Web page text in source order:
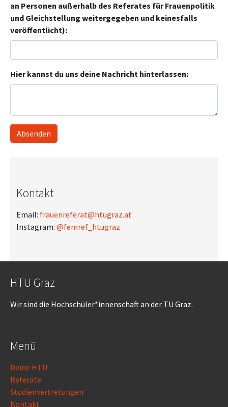
an Personen außerhalb des Referates für Frauenpolitik
und Gleichstellung weitergegeben und keinesfalls
veröffentlicht):
Hier kannst du uns deine Nachricht hinterlassen:
Absenden
Kontakt
Email: frauenreferat@htugraz.at
Instagram:@femref_htugraz
HTU Graz
Wir sind die Hochschüler*innenschaft an der TU Graz.
Menü
Deine HTU
Referate
Studienvertretungen
Kontakt